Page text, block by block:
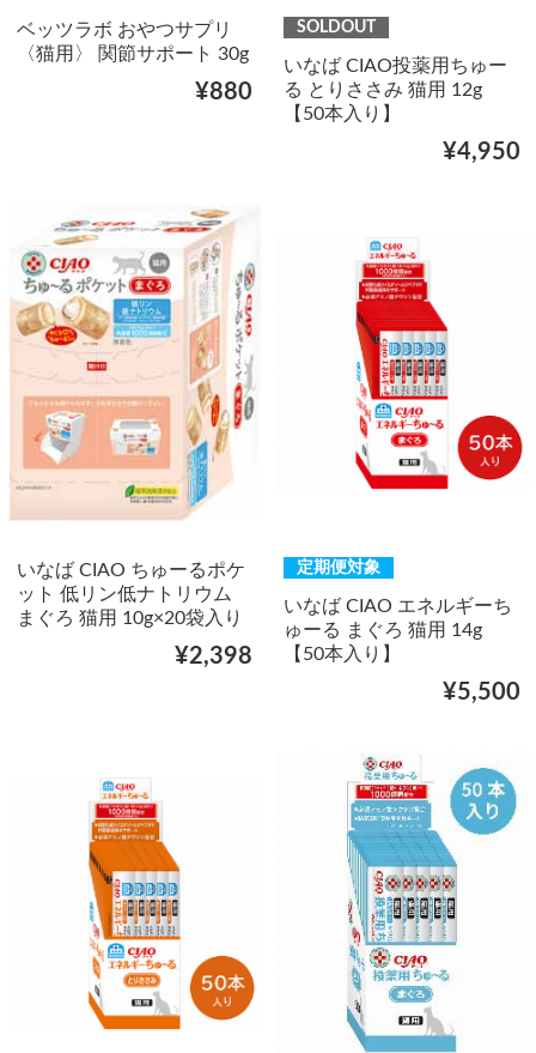
ベッツラボ おやつサプリ
〈猫用〉 関節サポート 30g
¥880
SOLDOUT
いなば CIAO投薬用ちゅー
る とりささみ 猫用 12g
【50本入り】
¥4,950
いなば CIAO ちゅーるポケ
ット 低リン低ナトリウム
まぐろ 猫用 10g×20袋入り
¥2,398
定期便対象
いなば CIAO エネルギーち
ゅーる まぐろ 猫用 14g
【50本入り】
¥5,500